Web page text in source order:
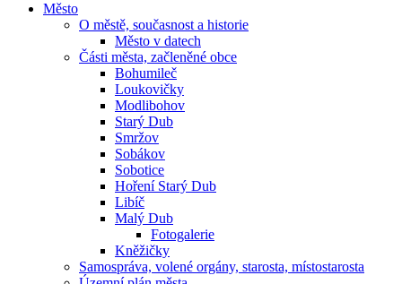
Město
O městě, současnost a historie
Město v datech
Části města, začleněné obce
Bohumileč
Loukovičky
Modlibohov
Starý Dub
Smržov
Sobákov
Sobotice
Hoření Starý Dub
Libíč
Malý Dub
Fotogalerie
Kněžičky
Samospráva, volené orgány, starosta, místostarosta